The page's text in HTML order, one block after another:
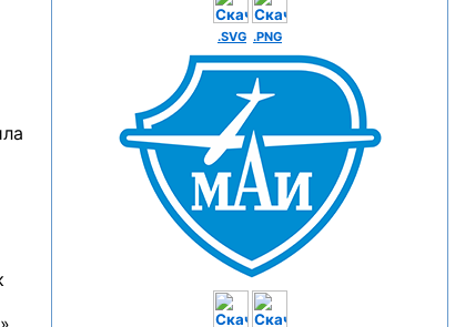
.SVG .PNG